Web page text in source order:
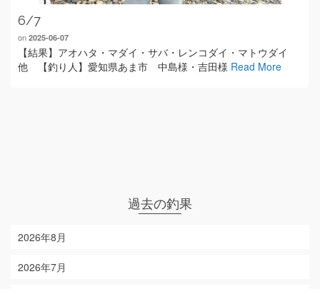
6/7
on 2025-06-07
【結果】アオハタ・マダイ・サバ・レンコダイ・マトウダイ
他 【釣り人】愛知県あま市 中島様・吉田様 Read More
過去の釣果
2026年8月
2026年7月